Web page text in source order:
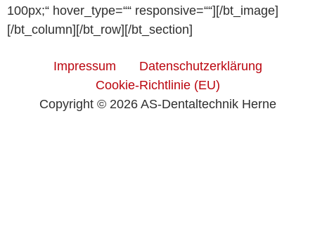
100px;“ hover_type=““ responsive=““][/bt_image]
[/bt_column][/bt_row][/bt_section]
Impressum
Datenschutzerklärung
Cookie-Richtlinie (EU)
Copyright © 2026 AS-Dentaltechnik Herne